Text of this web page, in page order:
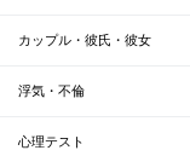
カップル・彼氏・彼女
浮気・不倫
心理テスト